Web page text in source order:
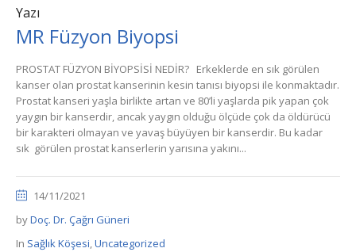
Yazı
MR Füzyon Biyopsi
PROSTAT FÜZYON BİYOPSİSİ NEDİR? Erkeklerde en sık görülen
kanser olan prostat kanserinin kesin tanısı biyopsi ile konmaktadır.
Prostat kanseri yaşla birlikte artan ve 80’li yaşlarda pik yapan çok
yaygın bir kanserdir, ancak yaygın olduğu ölçüde çok da öldürücü
bir karakteri olmayan ve yavaş büyüyen bir kanserdir. Bu kadar
sık görülen prostat kanserlerin yarısına yakını...
14/11/2021
byDoç. Dr. Çağrı Güneri
In Sağlık Köşesi,Uncategorized